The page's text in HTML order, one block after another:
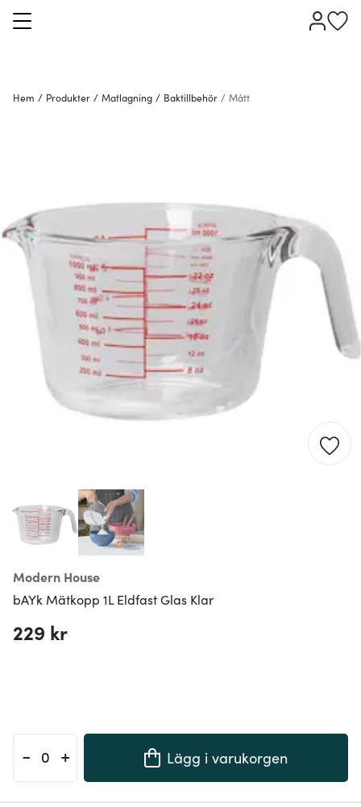
Hem / Produkter / Matlagning / Baktillbehör / Mått
Modern House
bAYk Mätkopp 1L Eldfast Glas Klar
229 kr
- + Lägg i varukorgen